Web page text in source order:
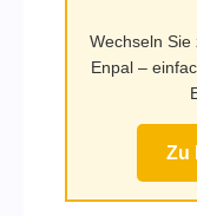
Wechseln
Enpal –
Zu